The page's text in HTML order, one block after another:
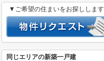
▼ご希望の住まいをお探しします
同じエリアの新築一戸建